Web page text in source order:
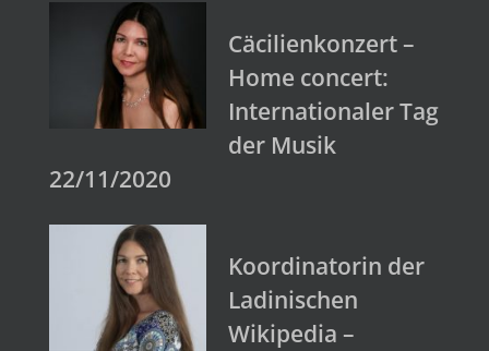
Cäcilienkonzert –
Home concert:
Internationaler Tag
der Musik
22/11/2020
Koordinatorin der
Ladinischen
Wikipedia –